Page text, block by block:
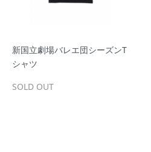
新国立劇場バレエ団シーズンT
シャツ
SOLD OUT